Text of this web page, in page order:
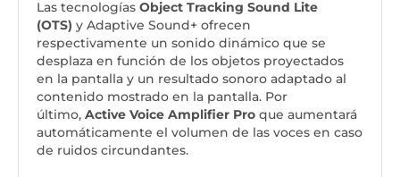
Las tecnologías Object Tracking Sound Lite
(OTS) y Adaptive Sound+ ofrecen
respectivamente un sonido dinámico que se
desplaza en función de los objetos proyectados
en la pantalla y un resultado sonoro adaptado al
contenido mostrado en la pantalla. Por
último, Active Voice Amplifier Pro que aumentará
automáticamente el volumen de las voces en caso
de ruidos circundantes.